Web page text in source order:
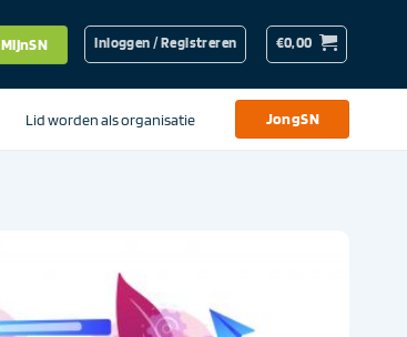
MijnSN Inloggen / Registreren €0,00
Lid worden als organisatie JongSN